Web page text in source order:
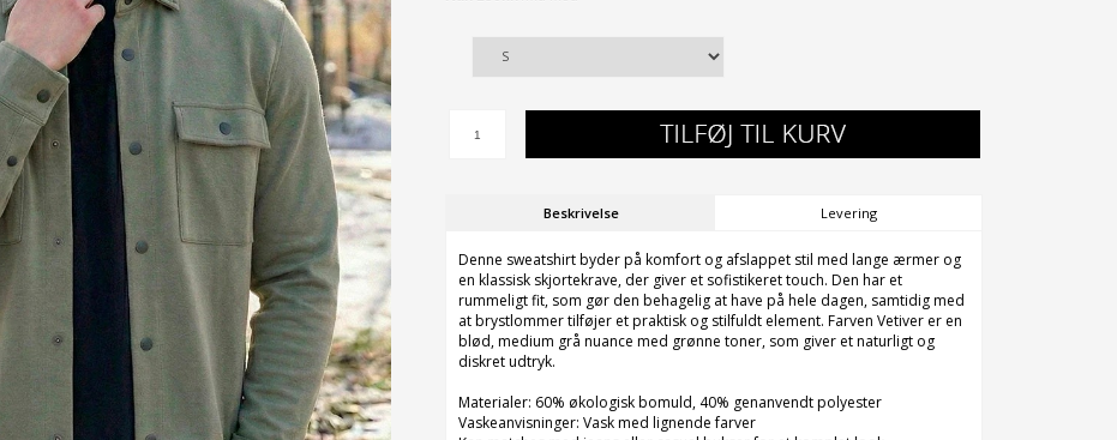
Beskrivelse Levering
Denne sweatshirt byder på komfort og afslappet stil med lange ærmer og
en klassisk skjortekrave, der giver et sofistikeret touch. Den har et
rummeligt fit, som gør den behagelig at have på hele dagen, samtidig med
at brystlommer tilføjer et praktisk og stilfuldt element. Farven Vetiver er en
blød, medium grå nuance med grønne toner, som giver et naturligt og
diskret udtryk.
Materialer: 60% økologisk bomuld, 40% genanvendt polyester
Vaskeanvisninger: Vask med lignende farver